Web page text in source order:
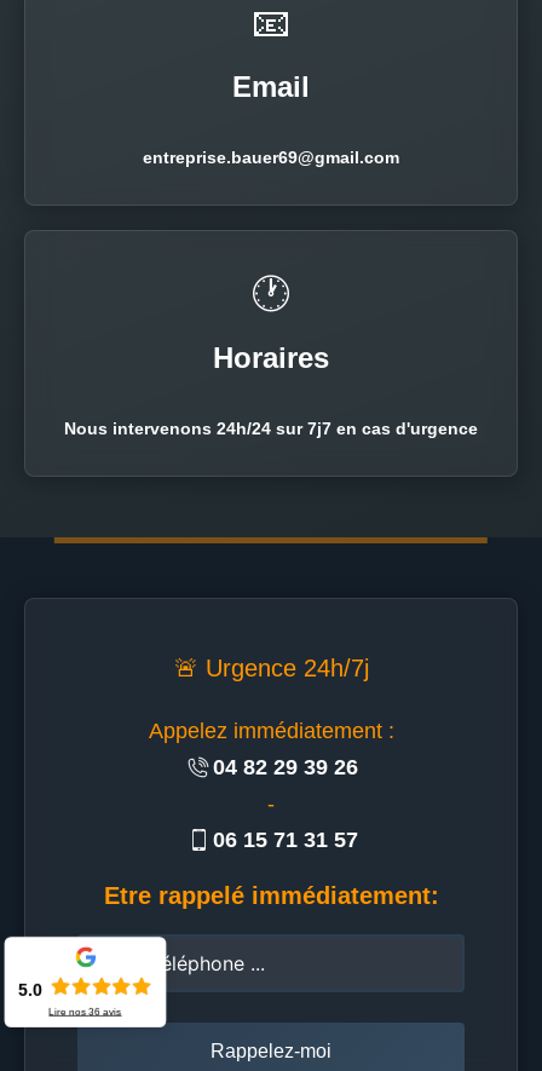
📧
Email
entreprise.bauer69@gmail.com
🕐
Horaires
Nous intervenons 24h/24 sur 7j7 en cas d'urgence
🚨 Urgence 24h/7j
Appelez immédiatement :
04 82 29 39 26
-
06 15 71 31 57
Etre rappelé immédiatement:
5.0
Lire nos36 avis